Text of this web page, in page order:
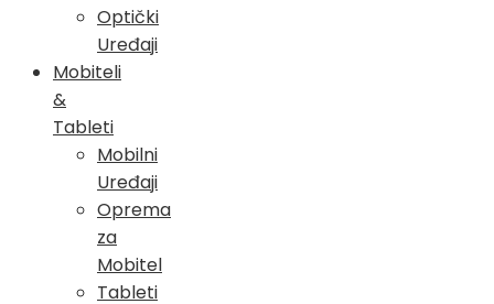
Optički
Uređaji
Mobiteli
&
Tableti
Mobilni
Uređaji
Oprema
za
Mobitel
Tableti